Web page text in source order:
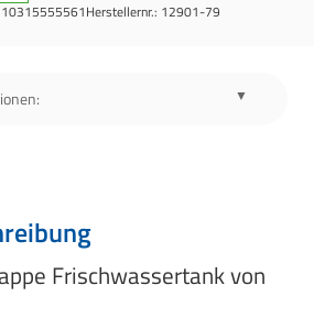
Herstellernr.: 12901-79
Frischwassertank von